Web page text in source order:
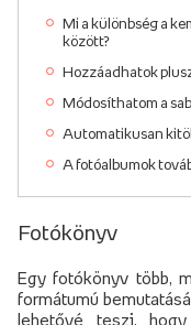
Mi a különbség a
között?
Hozzáadhatok
Módosíthatom a
Automatikusan
A fotóalbumok
Fotókönyv
Egy fotókönyv több,
formátumú
lehetővé teszi,